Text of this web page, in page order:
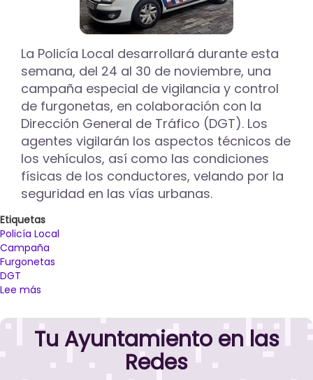
La Policía Local desarrollará durante esta
semana, del 24 al 30 de noviembre, una
campaña especial de vigilancia y control
de furgonetas, en colaboración con la
Dirección General de Tráfico (DGT). Los
agentes vigilarán los aspectos técnicos de
los vehículos, así como las condiciones
físicas de los conductores, velando por la
seguridad en las vías urbanas.
Etiquetas
Policía Local
Campaña
Furgonetas
DGT
Lee más
Policía
Local
desarrollará
Tu Ayuntamiento en las
Redes